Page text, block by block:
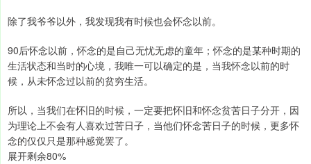
除了我爷爷以外，我发现我有时候也会怀念以前。
90后怀念以前，怀念的是自己无忧无虑的童年；怀念的是某种时期的
生活状态和当时的心境，我唯一可以确定的是，当我怀念以前的时
候，从未怀念过以前的贫穷生活。
所以，当我们在怀旧的时候，一定要把怀旧和怀念贫苦日子分开，因
为理论上不会有人喜欢过苦日子，当他们怀念苦日子的时候，更多怀
念的仅仅只是那种感觉罢了。
展开剩余80%